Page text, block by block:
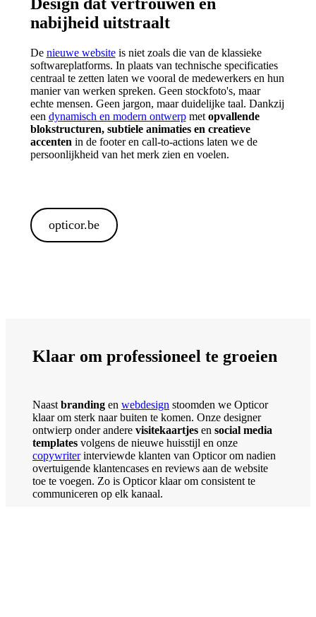
Design dat vertrouwen en
nabijheid uitstraalt
De nieuwe websiteis niet zoals die van de klassieke
softwareplatforms. In plaats van technische specificaties
centraal te zetten laten we vooral de medewerkers en hun
manier van werken spreken. Geen stockfoto's, maar
echte mensen. Geen jargon, maar duidelijke taal. Dankzij
een dynamisch en modern ontwerpmet opvallende
blokstructuren, subtiele animaties en creatieve
accenten in de footer en call-to-actions laten we de
persoonlijkheid van het merk zien en voelen.
opticor.be
Klaar om professioneel te groeien
Naast branding en webdesign stoomden we Opticor
klaar om sterk naar buiten te komen. Onze designer
ontwierp onder andere visitekaartjes en social media
templates volgens de nieuwe huisstijl en onze
copywriterinterviewde klanten van Opticor om nadien
overtuigende klantencases en reviews aan de website
toe te voegen. Zo is Opticor klaar om consistent te
communiceren op elk kanaal.